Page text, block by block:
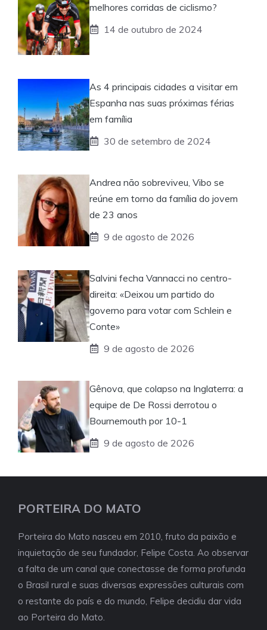
melhores corridas de ciclismo?
14 de outubro de 2024
As 4 principais cidades a visitar em
Espanha nas suas próximas férias
em família
30 de setembro de 2024
Andrea não sobreviveu, Vibo se
reúne em torno da família do jovem
de 23 anos
9 de agosto de 2026
Salvini fecha Vannacci no centro-
direita: «Deixou um partido do
governo para votar com Schlein e
Conte»
9 de agosto de 2026
Gênova, que colapso na Inglaterra: a
equipe de De Rossi derrotou o
Bournemouth por 10-1
9 de agosto de 2026
PORTEIRA DO MATO
Porteira do Mato nasceu em 2010, fruto da paixão e
inquietação de seu fundador, Felipe Costa. Ao observar
a falta de um canal que conectasse de forma profunda
o Brasil rural e suas diversas expressões culturais com
o restante do país e do mundo, Felipe decidiu dar vida
ao Porteira do Mato.